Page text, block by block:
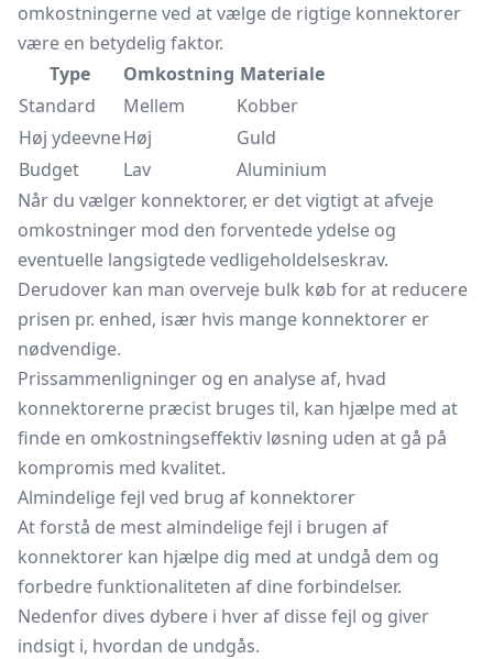
omkostningerne ved at vælge de rigtige konnektorer
være en betydelig faktor.
Type
Omkostning Materiale
Standard
Mellem
Kobber
Høj ydeevneHøj
Guld
Budget
Lav
Aluminium
Når du vælger konnektorer, er det vigtigt at afveje
omkostninger mod den forventede ydelse og
eventuelle langsigtede vedligeholdelseskrav.
Derudover kan man overveje bulk køb for at reducere
prisen pr. enhed, især hvis mange konnektorer er
nødvendige.
Prissammenligninger og en analyse af, hvad
konnektorerne præcist bruges til, kan hjælpe med at
finde en omkostningseffektiv løsning uden at gå på
kompromis med kvalitet.
Almindelige fejl ved brug af konnektorer
At forstå de mest almindelige fejl i brugen af
konnektorer kan hjælpe dig med at undgå dem og
forbedre funktionaliteten af dine forbindelser.
Nedenfor dives dybere i hver af disse fejl og giver
indsigt i, hvordan de undgås.